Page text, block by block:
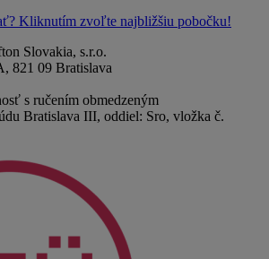
Kliknutím zvoľte najbližšiu pobočku!
Slovakia, s.r.o.
821 09 Bratislava
s ručením obmedzeným
Bratislava III, oddiel: Sro, vložka č.